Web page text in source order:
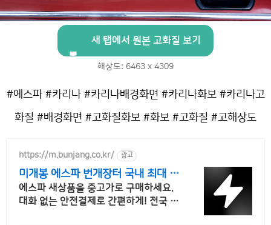
새 탭에서 원본 고화질 보기
해상도: 6463 x 4309
#에스파 #카리나 #카리나배경화면 #카리나화보 #카리나고
화질 #배경화면 #고화질화보 #화보 #고화질 #고해상도
https://m.bunjang.co.kr/ 광고
미개봉 에스파 번개장터 국내 최대 브
랜드 중고거래
에스파 새상품을 중고가로 구매하세요.
대화 없는 안전결제로 간편하게! 전국 각